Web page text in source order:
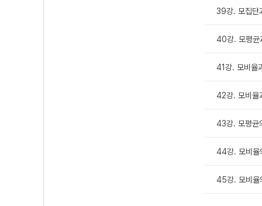
39강. 모집단
40강. 모평균
41강. 모비율
42강. 모비율
43강. 모평균
44강. 모비율
45강. 모비율